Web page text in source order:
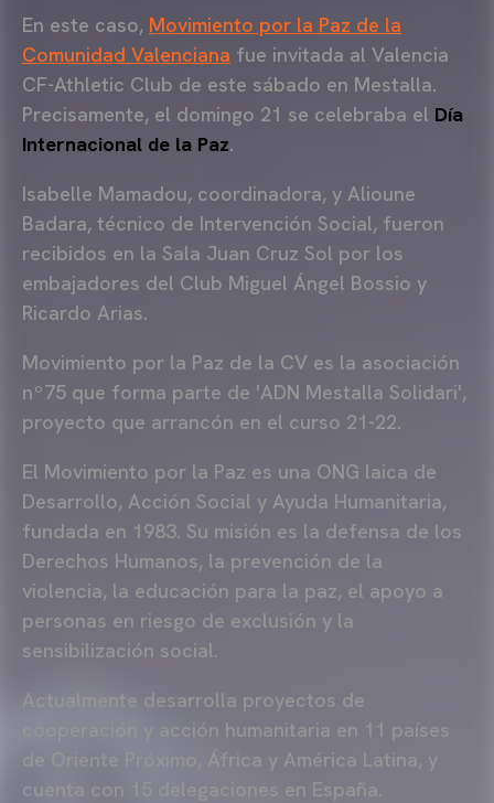
En este caso, Movimiento por la Paz de la
Comunidad Valenciana fue invitada al Valencia
CF-Athletic Club de este sábado en Mestalla.
Precisamente, el domingo 21 se celebraba el Día
Internacional de la Paz.
Isabelle Mamadou, coordinadora, y Alioune
Badara, técnico de Intervención Social, fueron
recibidos en la Sala Juan Cruz Sol por los
embajadores del Club Miguel Ángel Bossio y
Ricardo Arias.
Movimiento por la Paz de la CV es la asociación
nº75 que forma parte de 'ADN Mestalla Solidari',
proyecto que arrancón en el curso 21-22.
El Movimiento por la Paz es una ONG laica de
Desarrollo, Acción Social y Ayuda Humanitaria,
fundada en 1983. Su misión es la defensa de los
Derechos Humanos, la prevención de la
violencia, la educación para la paz, el apoyo a
personas en riesgo de exclusión y la
sensibilización social.
Actualmente desarrolla proyectos de
cooperación y acción humanitaria en 11 países
de Oriente Próximo, África y América Latina, y
cuenta con 15 delegaciones en España.